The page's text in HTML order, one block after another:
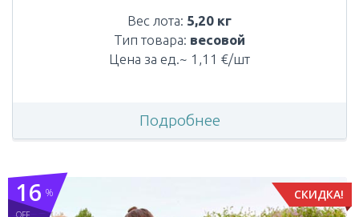
Вес лота: 5,20 кг
Тип товара: весовой
Цена за ед.~ 1,11 €/шт
Подробнее
СКИДКА!
%
OFF
16